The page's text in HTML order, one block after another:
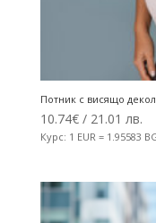
Потник с висящо
10.74€/ 21.01 лв.
Курс: 1 EUR = 1.95583